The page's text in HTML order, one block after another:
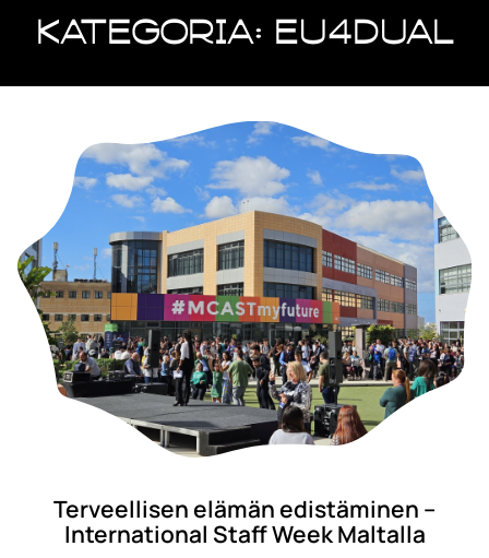
Kategoria: EU4DUAL
Terveellisen elämän edistäminen –
International Staff Week Maltalla